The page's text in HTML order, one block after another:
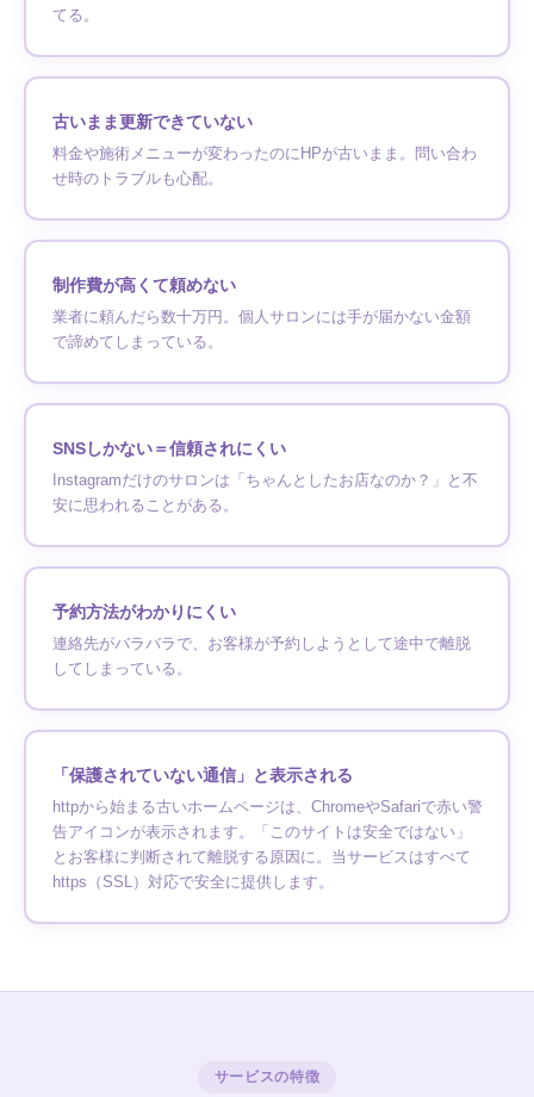
てる。
古いまま更新できていない
料金や施術メニューが変わったのにHPが古いまま。問い合わ
せ時のトラブルも心配。
制作費が高くて頼めない
業者に頼んだら数十万円。個人サロンには手が届かない金額
で諦めてしまっている。
SNSしかない＝信頼されにくい
Instagramだけのサロンは「ちゃんとしたお店なのか？」と不
安に思われることがある。
予約方法がわかりにくい
連絡先がバラバラで、お客様が予約しようとして途中で離脱
してしまっている。
「保護されていない通信」と表示される
httpから始まる古いホームページは、ChromeやSafariで赤い警
告アイコンが表示されます。「このサイトは安全ではない」
とお客様に判断されて離脱する原因に。当サービスはすべて
https（SSL）対応で安全に提供します。
サービスの特徴